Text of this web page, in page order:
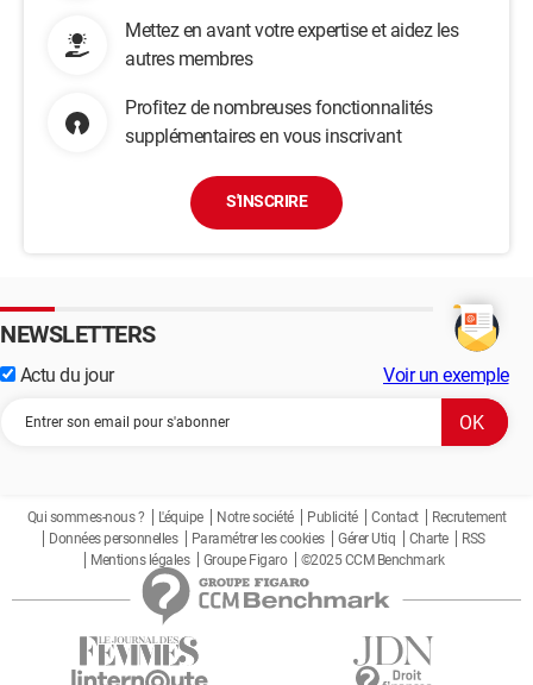
Mettez en avant votre expertise et aidez les
autres membres
Profitez de nombreuses fonctionnalités
supplémentaires en vous inscrivant
S'INSCRIRE
NEWSLETTERS
Actu du jour Voir un exemple
Qui sommes-nous ? L'équipe Notre société Publicité Contact
Recrutement
Données personnelles
Paramétrer les cookies Gérer Utiq Charte
RSS
Mentions légales
Groupe Figaro ©2025 CCM Benchmark